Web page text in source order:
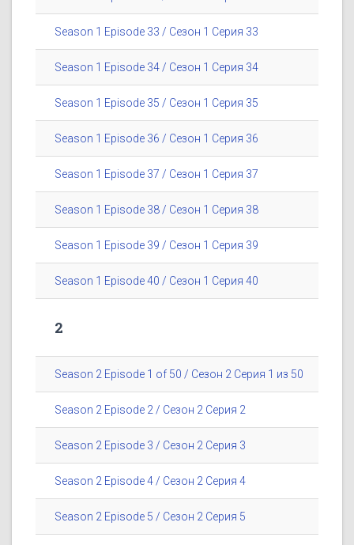
Season 1 Episode 33 / Сезон 1 Серия 33
Season 1 Episode 34 / Сезон 1 Серия 34
Season 1 Episode 35 / Сезон 1 Серия 35
Season 1 Episode 36 / Сезон 1 Серия 36
Season 1 Episode 37 / Сезон 1 Серия 37
Season 1 Episode 38 / Сезон 1 Серия 38
Season 1 Episode 39 / Сезон 1 Серия 39
Season 1 Episode 40 / Сезон 1 Серия 40
2
Season 2 Episode 1 of 50 / Сезон 2 Серия 1 из 50
Season 2 Episode 2 / Сезон 2 Серия 2
Season 2 Episode 3 / Сезон 2 Серия 3
Season 2 Episode 4 / Сезон 2 Серия 4
Season 2 Episode 5 / Сезон 2 Серия 5